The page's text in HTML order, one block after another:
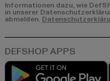
Informationen dazu, wie
in unserer
abmelden.